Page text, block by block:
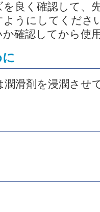
良く確認して、
ようにしてくださ
確認してから使
滑剤を浸潤させ